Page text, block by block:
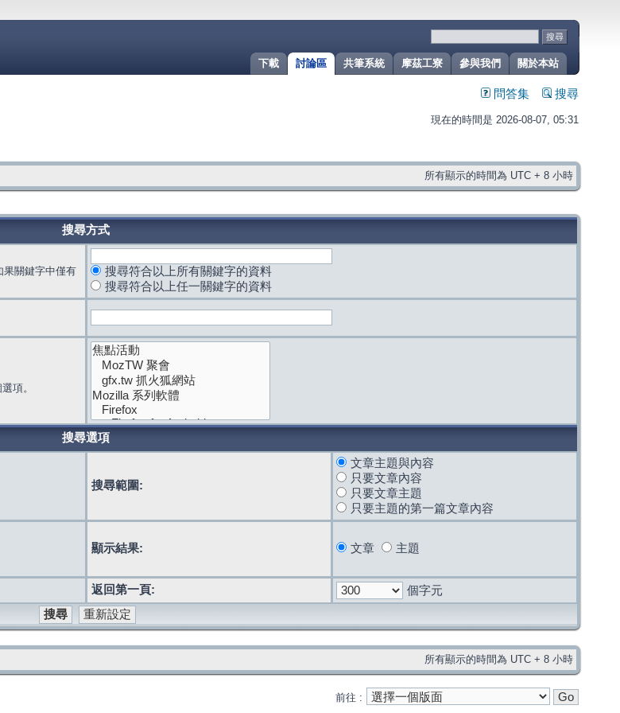
關於本站
參與我們
摩茲工寮
共筆系統
討論區
下載
問答集 搜尋
現在的時間是 2026-08-07, 05:31
所有顯示的時間為 UTC + 8 小時
搜尋方式
果關鍵字中僅有
搜尋符合以上所有關鍵字的資料
搜尋符合以上任一關鍵字的資料
項。
搜尋選項
搜尋範圍:
文章主題與內容
只要文章內容
只要文章主題
只要主題的第一篇文章內容
顯示結果: 文章 主題
返回第一頁: 個字元
所有顯示的時間為 UTC + 8 小時
前往 :